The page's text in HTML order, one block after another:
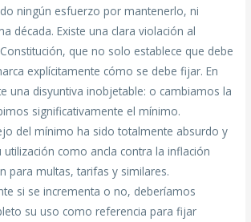
ningún esfuerzo por mantenerlo, ni
década. Existe una clara violación al
que no solo establece que debe
explícitamente cómo se debe fijar. En
una disyuntiva inobjetable: o cambiamos la
significativamente el mínimo.
del mínimo ha sido totalmente absurdo y
utilización como ancla contra la inflación
para multas, tarifas y similares.
si se incrementa o no, deberíamos
su uso como referencia para fijar